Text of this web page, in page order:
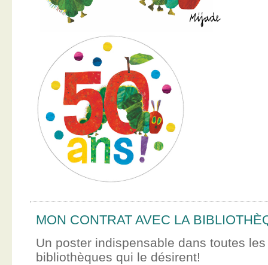
MON CONTRAT AVEC LA
Un poster indispensable dans toutes
bibliothèques qui le désirent!